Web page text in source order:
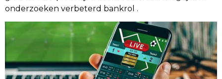
onderzoeken verbeterd bankrol .